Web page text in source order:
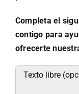
Completa el
contigo para
ofrecerte